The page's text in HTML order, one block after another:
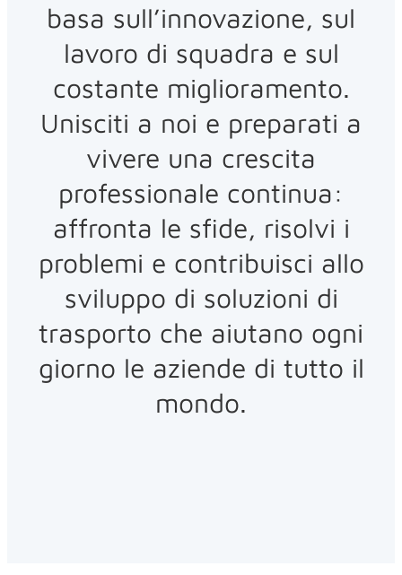
basa sull’innovazione, sul
lavoro di squadra e sul
costante miglioramento.
Unisciti a noi e preparati a
vivere una crescita
professionale continua:
affronta le sfide, risolvi i
problemi e contribuisci allo
sviluppo di soluzioni di
trasporto che aiutano ogni
giorno le aziende di tutto il
mondo.